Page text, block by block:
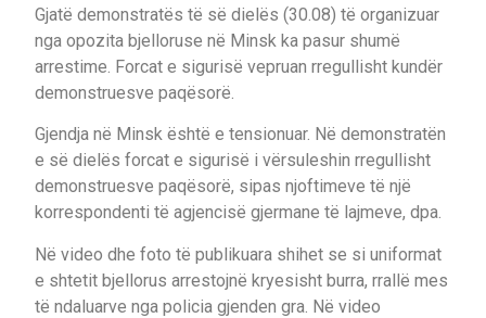
Gjatë demonstratës të së dielës (30.08) të organizuar
nga opozita bjelloruse në Minsk ka pasur shumë
arrestime. Forcat e sigurisë vepruan rregullisht kundër
demonstruesve paqësorë.
Gjendja në Minsk është e tensionuar. Në demonstratën
e së dielës forcat e sigurisë i vërsuleshin rregullisht
demonstruesve paqësorë, sipas njoftimeve të një
korrespondenti të agjencisë gjermane të lajmeve, dpa.
Në video dhe foto të publikuara shihet se si uniformat
e shtetit bjellorus arrestojnë kryesisht burra, rrallë mes
të ndaluarve nga policia gjenden gra. Në video